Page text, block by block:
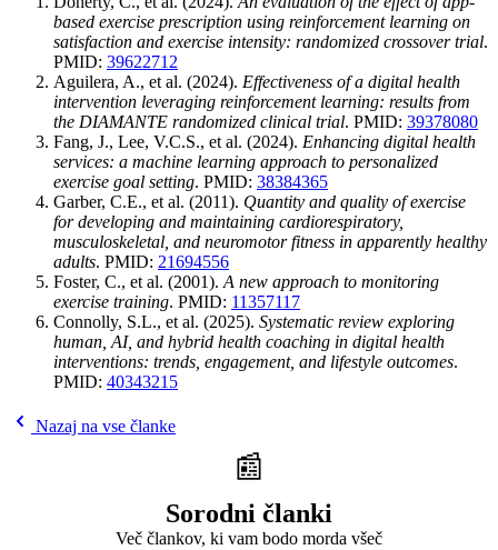
based exercise prescription using reinforcement learning on
satisfaction and exercise intensity: randomized crossover trial.
PMID: 39622712
Aguilera, A., et al. (2024). Effectiveness of a digital health
intervention leveraging reinforcement learning: results from
the DIAMANTE randomized clinical trial. PMID: 39378080
Fang, J., Lee, V.C.S., et al. (2024). Enhancing digital health
services: a machine learning approach to personalized
exercise goal setting. PMID: 38384365
Garber, C.E., et al. (2011). Quantity and quality of exercise
for developing and maintaining cardiorespiratory,
musculoskeletal, and neuromotor fitness in apparently healthy
adults. PMID: 21694556
Foster, C., et al. (2001). A new approach to monitoring
exercise training. PMID: 11357117
Connolly, S.L., et al. (2025). Systematic review exploring
human, AI, and hybrid health coaching in digital health
interventions: trends, engagement, and lifestyle outcomes.
PMID: 40343215
Nazaj na vse članke
📰
Sorodni članki
Več člankov, ki vam bodo morda všeč